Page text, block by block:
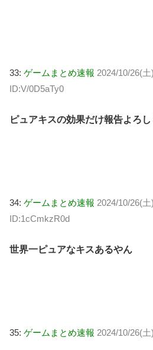
33: ゲームまとめ速報 2024/10/26(
ID:V/0D5aTy0
ピュアキスの効果だけ報告よろし
34: ゲームまとめ速報 2024/10/26(
ID:1cCmkzR0d
世界一ピュアなキスあるやん
35: ゲームまとめ速報 2024/10/26(